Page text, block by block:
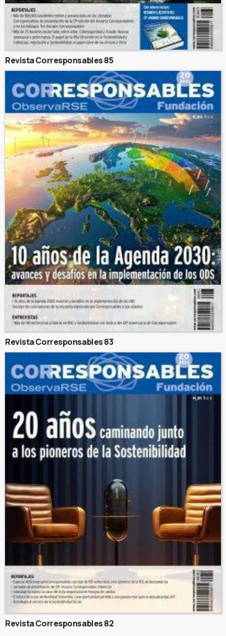
Revista Corresponsables 85
Revista Corresponsables 83
Revista Corresponsables 82